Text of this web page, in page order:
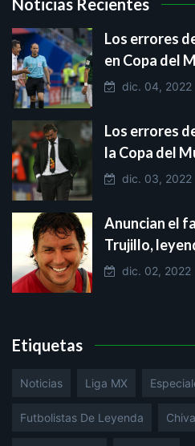
Noticias Recientes
Los errores
en Copa del
dic. 04, 2022
Los errores
la Copa del
dic. 03, 2022
Anuncian el
Trujillo,
dic. 02, 2022
Etiquetas
Noticias Liga MX
Futbolistas De Leyenda